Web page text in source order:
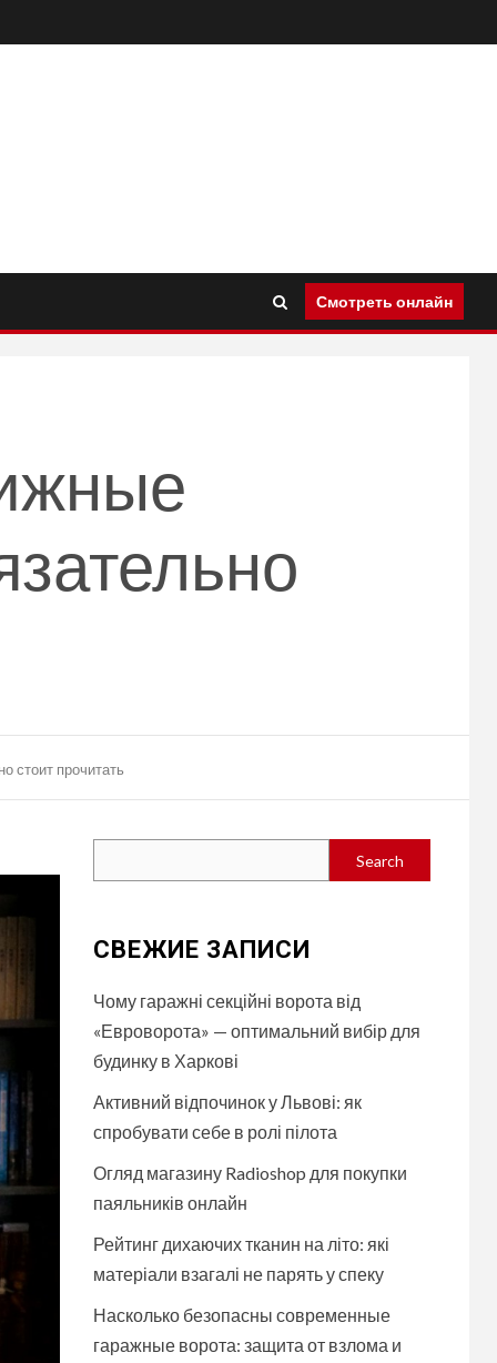
Смотреть онлайн
стоит прочитать
Search
СВЕЖИЕ ЗАПИСИ
Чому гаражні секційні ворота від
«Евроворота» — оптимальний вибір для
будинку в Харкові
Активний відпочинок у Львові: як
спробувати себе в ролі пілота
Огляд магазину Radioshop для покупки
паяльників онлайн
Рейтинг дихаючих тканин на літо: які
матеріали взагалі не парять у спеку
Насколько безопасны современные
гаражные ворота: защита от взлома и